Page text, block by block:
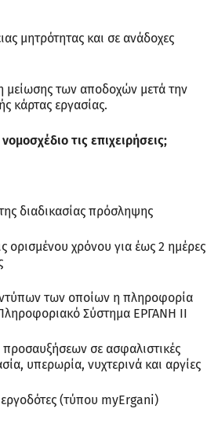
μητρότητας και σε ανάδοχες
μείωσης των αποδοχών μετά την
κάρτας εργασίας.
τις επιχειρήσεις;
διαδικασίας πρόσληψης
ορισμένου χρόνου για έως 2 ημέρες
των οποίων η πληροφορία
Σύστημα ΕΡΓΑΝΗ ΙΙ
σε ασφαλιστικές
υπερωρία, νυχτερινά και αργίες
(τύπου myErgani)